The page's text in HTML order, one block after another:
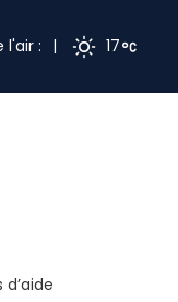
l'air : | 17